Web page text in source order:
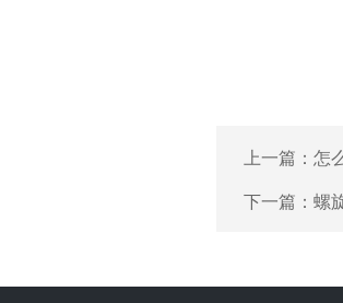
上一篇： 怎
下一篇： 螺